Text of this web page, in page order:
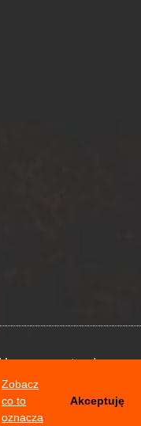
Zobacz
co to
oznacza
Akceptuję
prawa zastrzeżone